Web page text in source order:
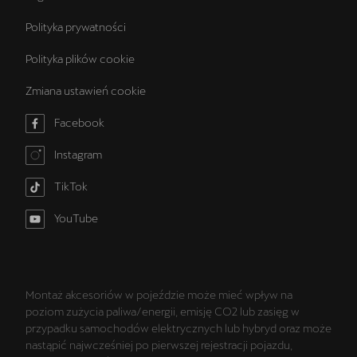
Polityka prywatności
Polityka plików cookie
Zmiana ustawień cookie
Facebook
Instagram
TikTok
YouTube
Montaż akcesoriów w pojeździe może mieć wpływ na
poziom zużycia paliwa/energii, emisję CO2 lub zasięg w
przypadku samochodów elektrycznych lub hybryd oraz może
nastąpić najwcześniej po pierwszej rejestracji pojazdu,